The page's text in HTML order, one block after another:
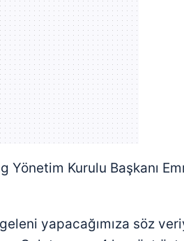
olarak kullanılan çerezlerle ilgili
Yönetim Kurulu Başkanı
yapacağımıza söz